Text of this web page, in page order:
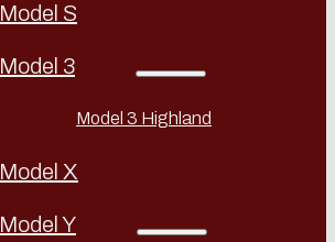
Model S
Model 3
Model 3 Highland
Model X
Model Y